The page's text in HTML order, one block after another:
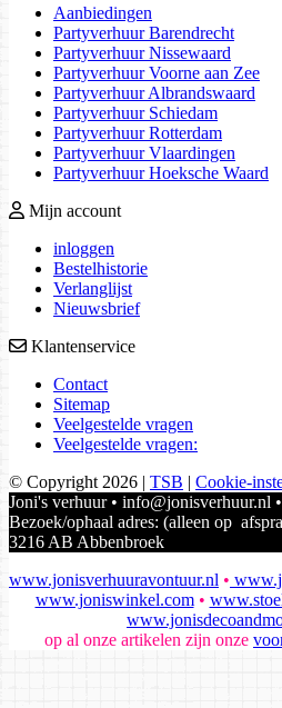
Aanbiedingen
Partyverhuur Barendrecht
Partyverhuur Nissewaard
Partyverhuur Voorne aan Zee
Partyverhuur Albrandswaard
Partyverhuur Schiedam
Partyverhuur Rotterdam
Partyverhuur Vlaardingen
Partyverhuur Hoeksche Waard
Mijn account
inloggen
Bestelhistorie
Verlanglijst
Nieuwsbrief
Klantenservice
Contact
Sitemap
Veelgestelde vragen
Veelgestelde vragen:
© Copyright 2026 | TSB | Cookie-
Joni's verhuur • info@jonisverhuur.nl
Bezoek/ophaal adres: (alleen op
3216 AB Abbenbroek
www.jonisverhuuravontuur.nl •
www.joniswinkel.com•
op al onze artikelen zijn onze